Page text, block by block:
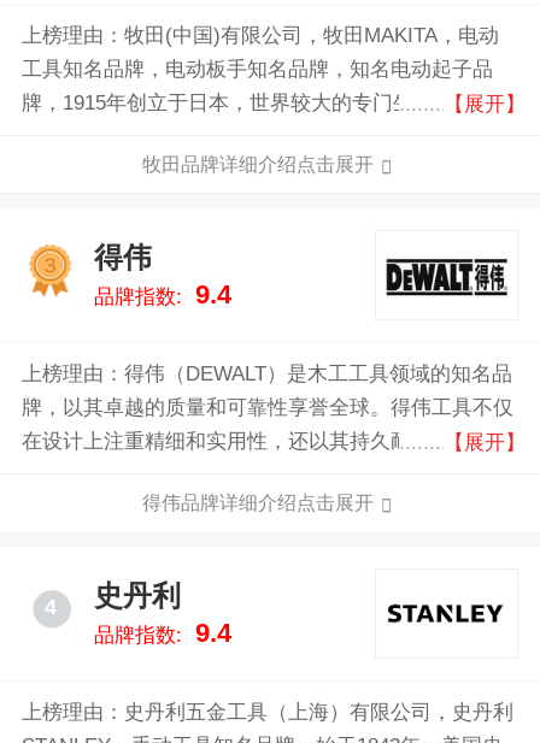
上榜理由：牧田(中国)有限公司，牧田MAKITA，电动
工具知名品牌，电动板手知名品牌，知名电动起子品
牌，1915年创立于日本，世界较大的专门生产专业电动
【展开】
牧田品牌详细介绍点击展开
3
得伟
品牌指数: 9.4
上榜理由：得伟（DEWALT）是木工工具领域的知名品
牌，以其卓越的质量和可靠性享誉全球。得伟工具不仅
在设计上注重精细和实用性，还以其持久耐用和卓越性
足各种木工项目的需求，为用户提供稳定、高效的操作
【展开】
得伟品牌详细介绍点击展开
4 史丹利
品牌指数: 9.4
上榜理由：史丹利五金工具（上海）有限公司，史丹利